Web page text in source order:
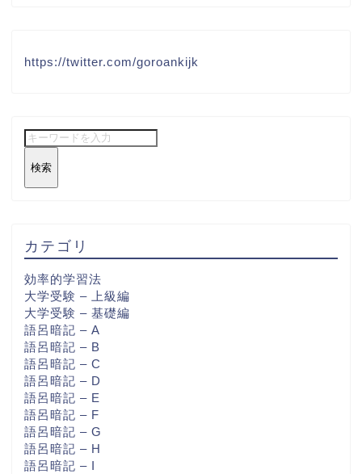
https://twitter.com/goroankijk
検索
カテゴリ
効率的学習法
大学受験 – 上級編
大学受験 – 基礎編
語呂暗記 – A
語呂暗記 – B
語呂暗記 – C
語呂暗記 – D
語呂暗記 – E
語呂暗記 – F
語呂暗記 – G
語呂暗記 – H
語呂暗記 – I